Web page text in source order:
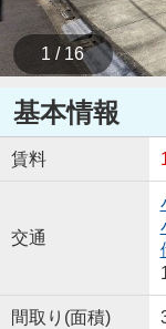
1 / 16
基本情報
賃料
交通
間取り(面積)